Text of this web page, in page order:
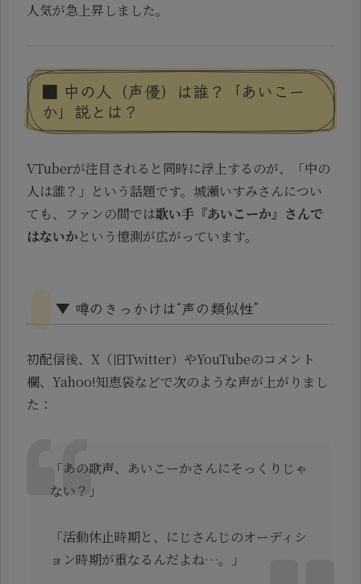
人気が急上昇しました。
■ 中の人（声優）は誰？「あいこー
か」説とは？
VTuberが注目されると同時に浮上するのが、「中の
人は誰？」という話題です。城瀬いすみさんについ
ても、ファンの間では歌い手『あいこーか』さんで
はないかという憶測が広がっています。
▼ 噂のきっかけは“声の類似性”
初配信後、X（旧Twitter）やYouTubeのコメント
欄、Yahoo!知恵袋などで次のような声が上がりまし
た：
「あの歌声、あいこーかさんにそっくりじゃ
ない？」
「活動休止時期と、にじさんじのオーディシ
ョン時期が重なるんだよね…。」